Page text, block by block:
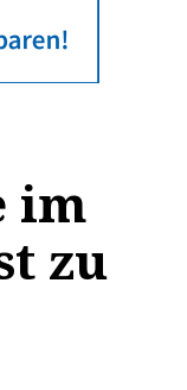
im
zu